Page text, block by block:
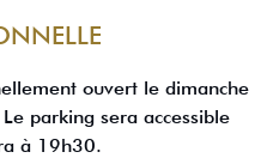
ouvert le dimanche
parking sera accessible
à 19h30.